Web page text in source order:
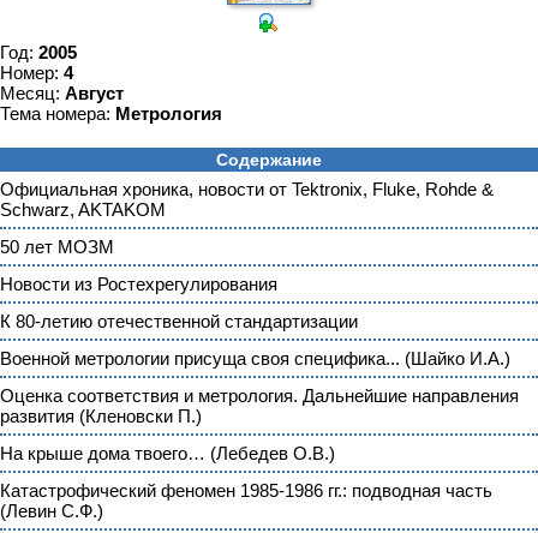
Год: 2005
Номер: 4
Месяц: Август
Тема номера: Метрология
Содержание
Официальная хроника, новости от Tektronix, Fluke, Rohde &
Schwarz, AKTAKOM
50 лет МОЗМ
Новости из Ростехрегулирования
К 80-летию отечественной стандартизации
Военной метрологии присуща своя специфика... (Шайко И.А.)
Оценка соответствия и метрология. Дальнейшие направления
развития (Кленовски П.)
На крыше дома твоего… (Лебедев О.В.)
Катастрофический феномен 1985-1986 гг.: подводная часть
(Левин С.Ф.)